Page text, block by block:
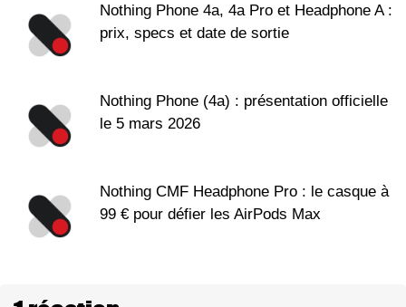
Nothing Phone 4a, 4a Pro et Headphone A :
prix, specs et date de sortie
Nothing Phone (4a) : présentation officielle
le 5 mars 2026
Nothing CMF Headphone Pro : le casque à
99 € pour défier les AirPods Max